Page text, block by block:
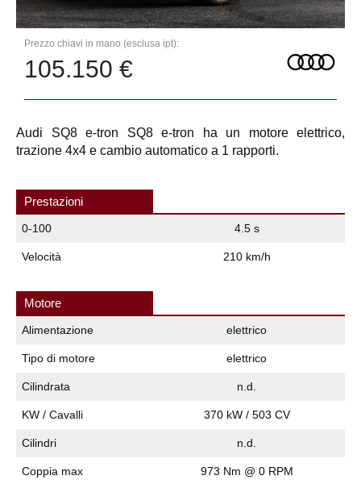
Prezzo chiavi in mano (esclusa ipt):
105.150 €
Audi SQ8 e-tron SQ8 e-tron ha un motore elettrico,
trazione 4x4 e cambio automatico a 1 rapporti.
Prestazioni
0-100 4.5 s
Velocità 210 km/h
Motore
Alimentazione elettrico
Tipo di motore elettrico
Cilindrata n.d.
KW / Cavalli 370 kW / 503 CV
Cilindri n.d.
Coppia max 973 Nm @ 0 RPM